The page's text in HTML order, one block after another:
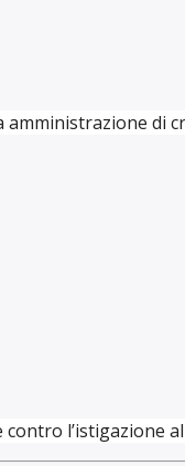
di
l’istigazione